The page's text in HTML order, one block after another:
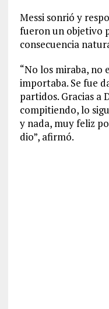
Messi sonrió y
fueron un objetivo
consecuencia
“No los miraba, no
importaba. Se fue
partidos. Gracias a
compitiendo, lo
y nada, muy feliz
dio”, afirmó.